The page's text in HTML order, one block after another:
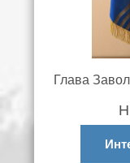
Глава